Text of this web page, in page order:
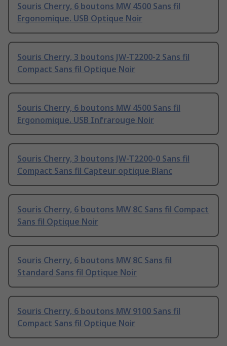
Souris Cherry, 6 boutons MW 4500 Sans fil
Ergonomique. USB Optique Noir
Souris Cherry, 3 boutons JW-T2200-2 Sans fil
Compact Sans fil Optique Noir
Souris Cherry, 6 boutons MW 4500 Sans fil
Ergonomique. USB Infrarouge Noir
Souris Cherry, 3 boutons JW-T2200-0 Sans fil
Compact Sans fil Capteur optique Blanc
Souris Cherry, 6 boutons MW 8C Sans fil Compact
Sans fil Optique Noir
Souris Cherry, 6 boutons MW 8C Sans fil
Standard Sans fil Optique Noir
Souris Cherry, 6 boutons MW 9100 Sans fil
Compact Sans fil Optique Noir